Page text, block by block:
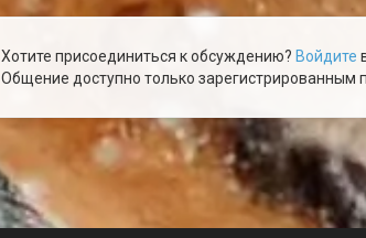
Хотите присоединиться к обсуждению? Войдите
Общение доступно только зарегистрированным